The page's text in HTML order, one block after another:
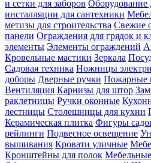
и сетки для заборов Оборудование
инсталляции для сантехники
метизы для строительства Свежие
панели Ограждения для грядок и
элементы Элементы ограждений
Кровельные мастики Зеркала
Садовая техника Ножницы
доборы Дверные ручки Пожарные
Вентиляция Карнизы для штор
раклетницы Ручки оконные
лестницы Столешницы для кухни
Керамическая плитка Фигуры
рейлинги Подвесное освещение
вышивания Кровати уличные
Кронштейны для полок